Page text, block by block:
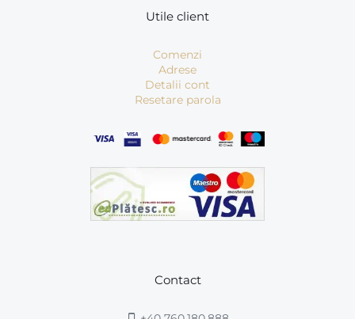
Utile client
Comenzi
Adrese
Detalii cont
Resetare parola
Contact